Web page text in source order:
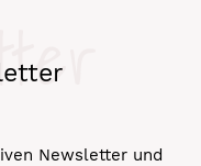
Newsletter und